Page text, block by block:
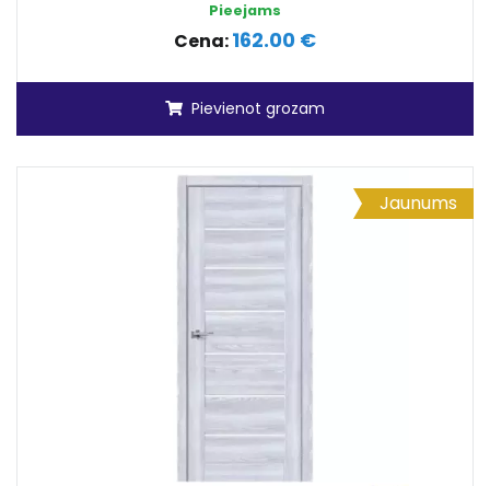
Pieejams
Cena:162.00 €
Pievienot grozam
Jaunums